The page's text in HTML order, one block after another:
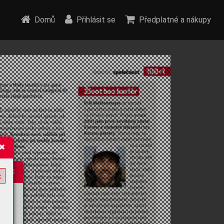
Domů Přihlásit se Předplatné a nákupy